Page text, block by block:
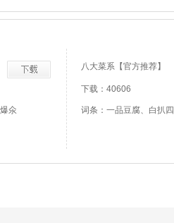
氽
八大菜系【官方推荐】
下载：40606
词条：一品豆腐、白扒